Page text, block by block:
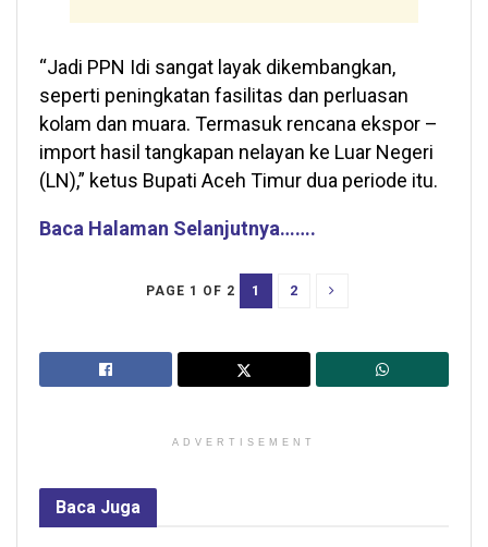
“Jadi PPN Idi sangat layak dikembangkan,
seperti peningkatan fasilitas dan perluasan
kolam dan muara. Termasuk rencana ekspor –
import hasil tangkapan nelayan ke Luar Negeri
(LN),” ketus Bupati Aceh Timur dua periode itu.
Baca Halaman Selanjutnya…….
PAGE 1 OF 2 1 2
ADVERTISEMENT
Baca Juga